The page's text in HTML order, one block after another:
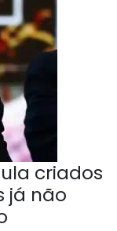
criados
já não